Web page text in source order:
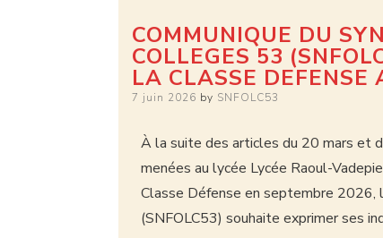
COMMUNIQUE DU
COLLEGES 53
LA CLASSE DEFENSE
7 juin 2026 by SNFOLC53
À la suite des articles du 20 mars et
menées au lycée Lycée Raoul-
Classe Défense en septembre 2026,
(SNFOLC53) souhaite exprimer ses